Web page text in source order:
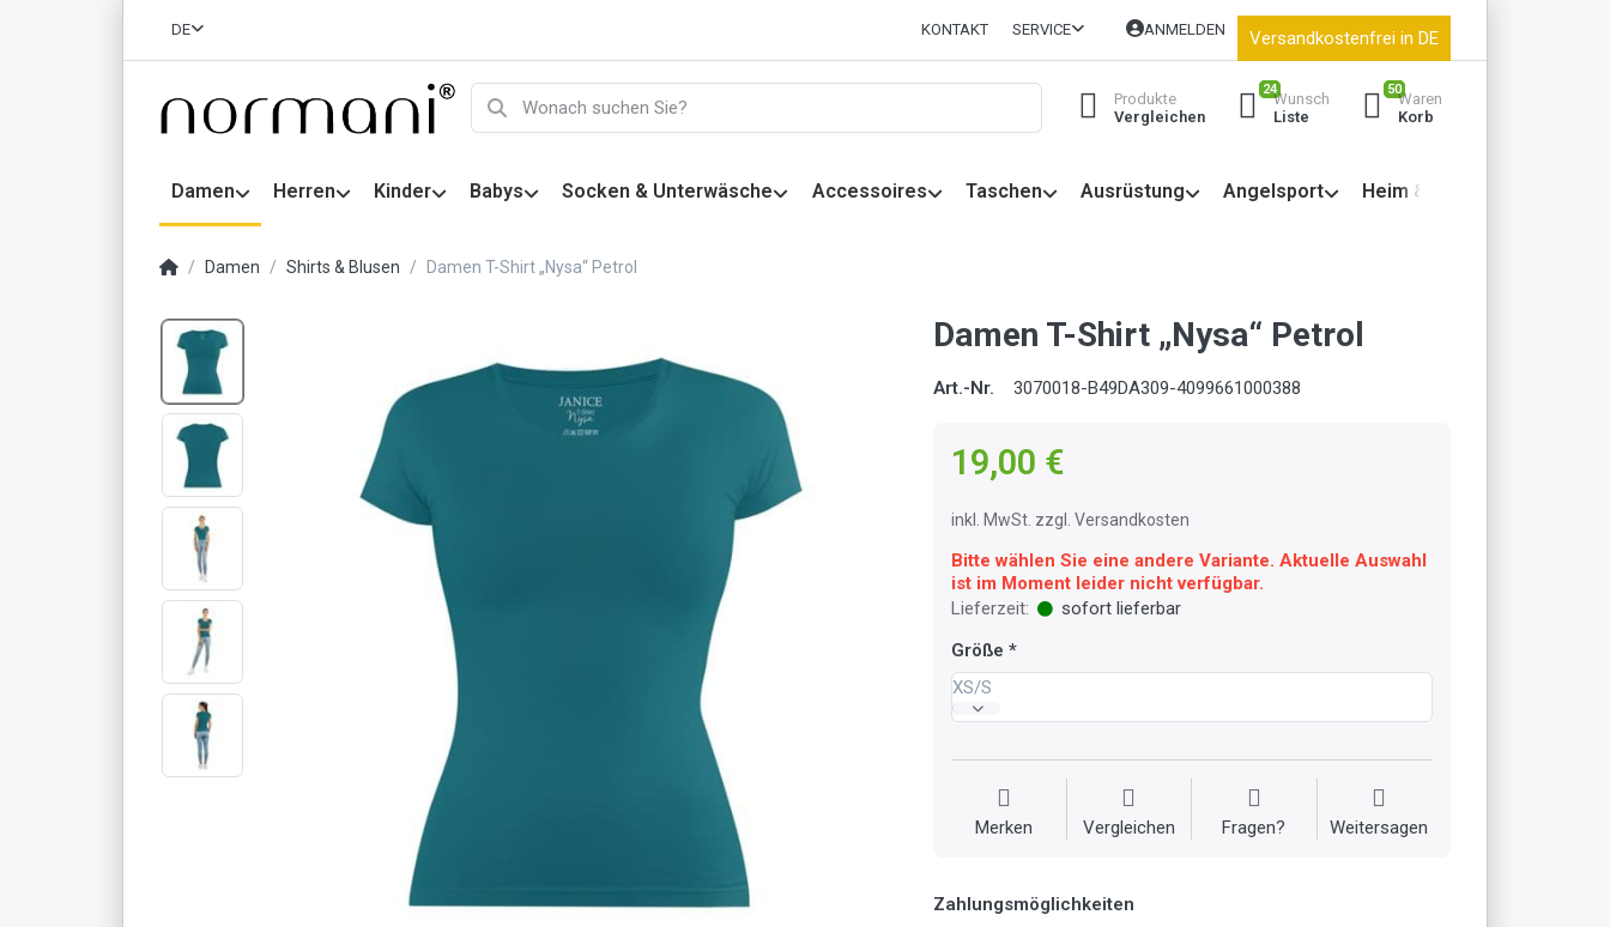
DE KONTAKT SERVICE ANMELDEN Versandkostenfrei in DE
Produkte
Vergleichen
24
Wunsch
Liste
50
Waren
Korb
Damen Herren Kinder Babys Socken & Unterwäsche Accessoires Taschen Ausrüstung Angelsport Heim & Garten
Damen Shirts & Blusen Damen T-Shirt „Nysa“ Petrol
Damen T-Shirt „Nysa“ Petrol
Art.-Nr. 3070018-B49DA309-4099661000388
19,00 €
inkl. MwSt. zzgl. Versandkosten
Bitte wählen Sie eine andere Variante. Aktuelle Auswahl
ist im Moment leider nicht verfügbar.
Lieferzeit:
sofort lieferbar
Größe
XS/S
Merken Vergleichen Fragen? Weitersagen
Zahlungsmöglichkeiten